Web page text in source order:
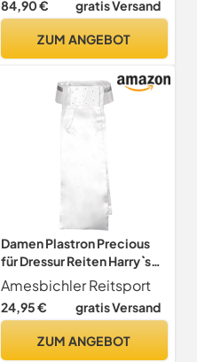
- Half Lined | Steppstoff |
Vielseitigkeit | Stoff
84,90 € gratis Versand
ZUM ANGEBOT
Damen Plastron Precious
für Dressur Reiten Harry`s
Horse
Amesbichler Reitsport
24,95 € gratis Versand
ZUM ANGEBOT